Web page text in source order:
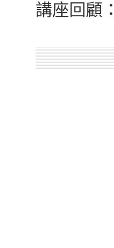
講座回顧：